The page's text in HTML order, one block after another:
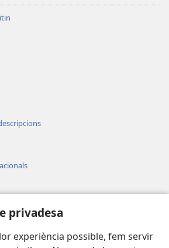
privadesa
experiència possible, fem servir